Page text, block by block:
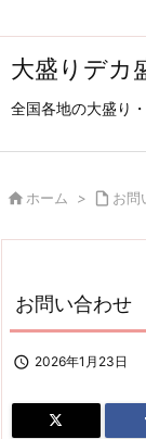
大盛りデカ
全国各地の大盛り
 ホーム >  お問
お問い合わせ
 2026年1月23日